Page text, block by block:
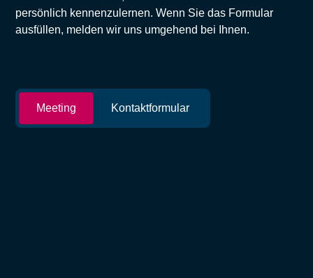
persönlich kennenzulernen. Wenn Sie das Formular
ausfüllen, melden wir uns umgehend bei Ihnen.
Meeting Kontaktformular